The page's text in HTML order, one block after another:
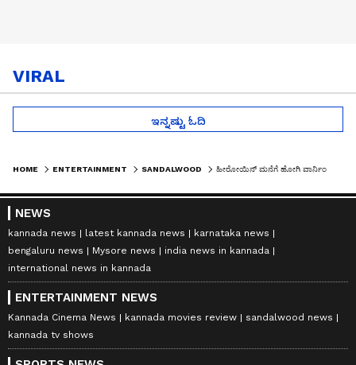
VIRAL
ಇನ್ನಷ್ಟು ಓದಿ
HOME ENTERTAINMENT SANDALWOOD
NEWS
kannada news latest kannada news
karnataka news
bengaluru news
Mysore news
india news in kannada
international news in kannada
ENTERTAINMENT NEWS
Kannada Cinema News kannada movies review
sandalwood news
kannada tv shows